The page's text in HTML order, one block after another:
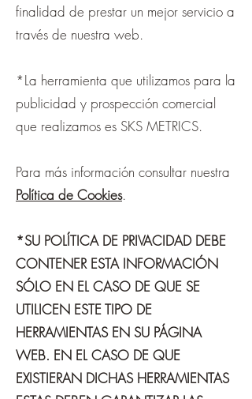
finalidad de prestar un mejor servicio a
través de nuestra web.
*La herramienta que utilizamos para la
publicidad y prospección comercial
que realizamos es SKS METRICS.
Para más información consultar nuestra
Política de Cookies.
*SU POLÍTICA DE PRIVACIDAD DEBE
CONTENER ESTA INFORMACIÓN
SÓLO EN EL CASO DE QUE SE
UTILICEN ESTE TIPO DE
HERRAMIENTAS EN SU PÁGINA
WEB. EN EL CASO DE QUE
EXISTIERAN DICHAS HERRAMIENTAS